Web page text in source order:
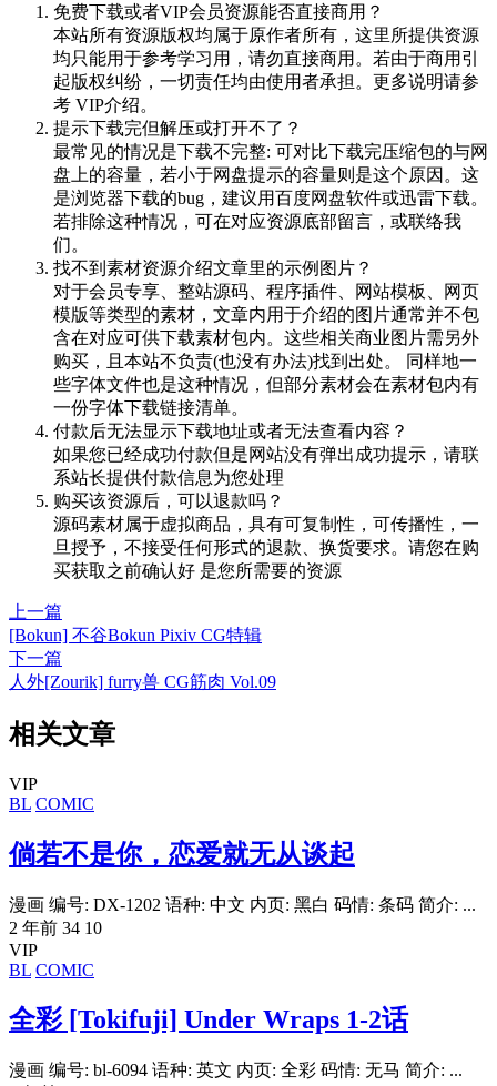
免费下载或者VIP会员资源能否直接商用？
本站所有资源版权均属于原作者所有，这里所提供资源
均只能用于参考学习用，请勿直接商用。若由于商用引
起版权纠纷，一切责任均由使用者承担。更多说明请参
考 VIP介绍。
提示下载完但解压或打开不了？
最常见的情况是下载不完整: 可对比下载完压缩包的与网
盘上的容量，若小于网盘提示的容量则是这个原因。这
是浏览器下载的bug，建议用百度网盘软件或迅雷下载。
若排除这种情况，可在对应资源底部留言，或联络我
们。
找不到素材资源介绍文章里的示例图片？
对于会员专享、整站源码、程序插件、网站模板、网页
模版等类型的素材，文章内用于介绍的图片通常并不包
含在对应可供下载素材包内。这些相关商业图片需另外
购买，且本站不负责(也没有办法)找到出处。 同样地一
些字体文件也是这种情况，但部分素材会在素材包内有
一份字体下载链接清单。
付款后无法显示下载地址或者无法查看内容？
如果您已经成功付款但是网站没有弹出成功提示，请联
系站长提供付款信息为您处理
购买该资源后，可以退款吗？
源码素材属于虚拟商品，具有可复制性，可传播性，一
旦授予，不接受任何形式的退款、换货要求。请您在购
买获取之前确认好 是您所需要的资源
上一篇
[Bokun] 不谷Bokun Pixiv CG特辑
下一篇
人外[Zourik] furry兽 CG筋肉 Vol.09
相关文章
VIP
BL COMIC
倘若不是你，恋爱就无从谈起
漫画 编号: DX-1202 语种: 中文 内页: 黑白 码情: 条码 简介: ...
2 年前 34 10
VIP
BL COMIC
全彩 [Tokifuji] Under Wraps 1-2话
漫画 编号: bl-6094 语种: 英文 内页: 全彩 码情: 无马 简介: ...